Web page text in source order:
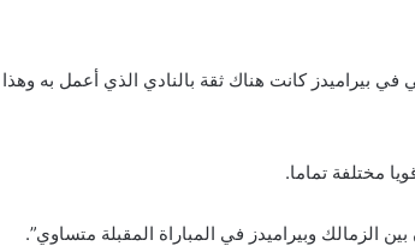
بيراميدز كانت هناك ثقة بالنادي الذي أعمل به
مختلفة تماما.
الزمالك وبيراميدز في المباراة المقبلة متساوي”.